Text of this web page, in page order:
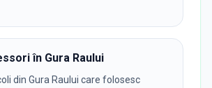
în Gura Raului
din Gura Raului care folosesc